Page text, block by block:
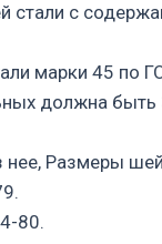
стали с
марки 45
должна быть
Размеры
80.